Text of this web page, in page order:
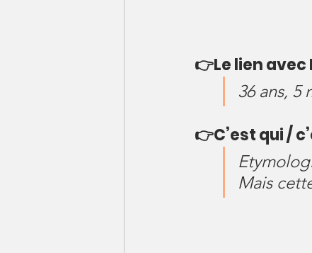
👉Le lien avec
36 ans,
👉C’est qui /
Mais